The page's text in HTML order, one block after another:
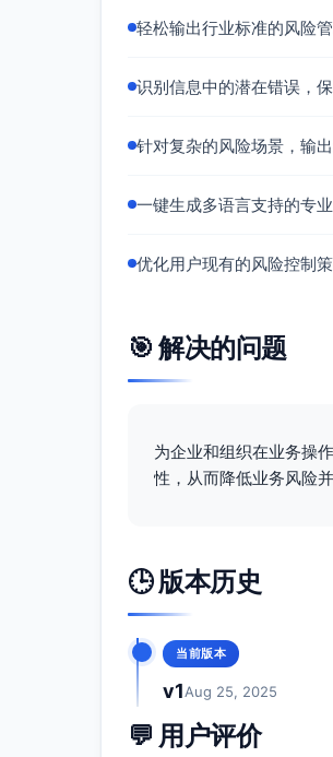
轻松输出行业标准的风险
识别信息中的潜在错误，
针对复杂的风险场景，输
一键生成多语言支持的专
优化用户现有的风险控制
🎯 解决的问题
为企业和组织在业务操
性，从而降低业务风险
🕒 版本历史
当前版本
v1Aug 25, 2025
💬 用户评价